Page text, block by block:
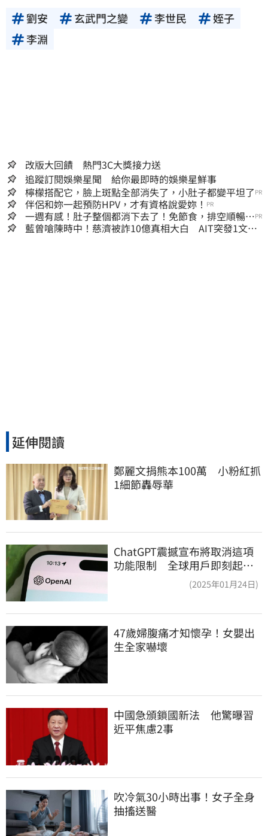
劉安 玄武門之變 李世民
姪子
李淵
改版大回饋 熱門3C大獎接力送
追蹤訂閱娛樂星聞 給你最即時的娛樂星鮮事
檸檬搭配它，臉上斑點全部消失了，小肚子都變平坦了 PR
伴侶和妳一起預防HPV，才有資格說愛妳！ PR
一週有感！肚子整個都消下去了！免節食，排空順暢就
夠
PR
藍曾嗆陳時中！慈濟被詐10億真相大白 AIT突發1文酸
延伸閱讀
鄭麗文捐熊本100萬　小粉紅抓
1細節轟辱華
ChatGPT震撼宣布將取消這項
功能限制 全球用戶即刻起
(2025年01月24日)
47歲婦腹痛才知懷孕！女嬰出
生全家嚇壞
中國急頒鎖國新法　他驚曝習
近平焦慮2事
吹冷氣30小時出事！女子全身
抽搐送醫